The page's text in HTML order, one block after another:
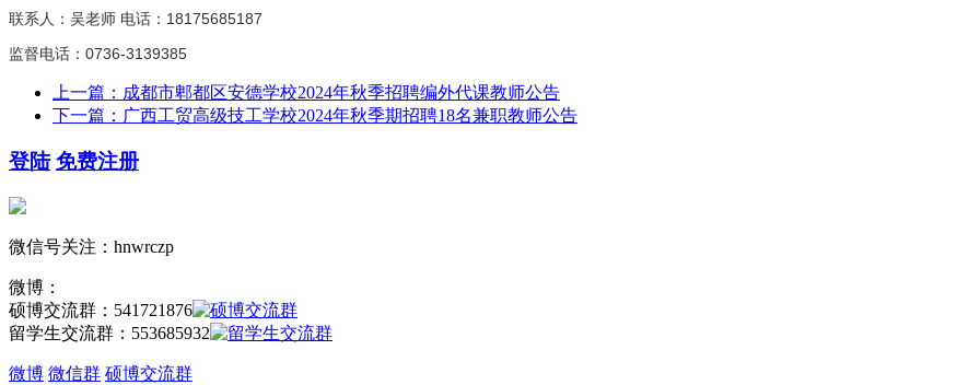
联系人：吴老师 电话： 18175685187
监督电话： 0736-3139385
上一篇：成都市郫都区安德学校2024年秋季招聘编外代课教师公告
下一篇：广西工贸高级技工学校2024年秋季期招聘18名兼职教师公告
登陆 免费注册
微信号关注：hnwrczp
微博：
硕博交流群： 541721876
留学生交流群： 553685932
微博 微信群 硕博交流群